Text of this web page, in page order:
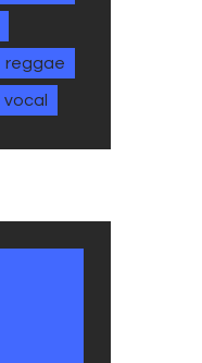
reggae
vocal